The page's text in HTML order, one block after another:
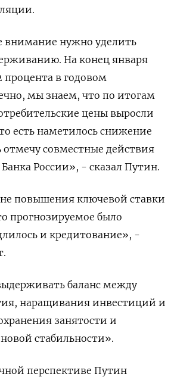
внимание нужно уделить
На конец января
процента в годовом
мы знаем, что по итогам
цены выросли
есть наметилось снижение
совместные действия
России», - сказал Путин.
повышения ключевой ставки
прогнозируемое было
и кредитование», -
баланс между
наращивания инвестиций и
занятости и
стабильности».
перспективе Путин